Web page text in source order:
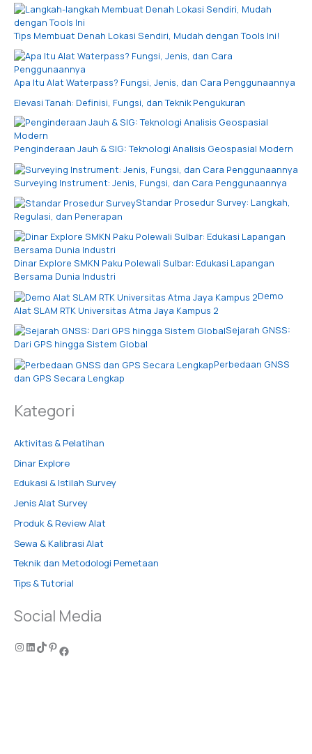
Tips Membuat Denah Lokasi Sendiri, Mudah dengan Tools Ini!
Apa Itu Alat Waterpass? Fungsi, Jenis, dan Cara Penggunaannya
Elevasi Tanah: Definisi, Fungsi, dan Teknik Pengukuran
Penginderaan Jauh & SIG: Teknologi Analisis Geospasial Modern
Surveying Instrument: Jenis, Fungsi, dan Cara Penggunaannya
Standar Prosedur Survey: Langkah,
Regulasi, dan Penerapan
Dinar Explore SMKN Paku Polewali Sulbar: Edukasi Lapangan
Bersama Dunia Industri
Demo
Alat SLAM RTK Universitas Atma Jaya Kampus 2
Sejarah GNSS:
Dari GPS hingga Sistem Global
Perbedaan GNSS
dan GPS Secara Lengkap
Kategori
Aktivitas & Pelatihan
Dinar Explore
Edukasi & Istilah Survey
Jenis Alat Survey
Produk & Review Alat
Sewa & Kalibrasi Alat
Teknik dan Metodologi Pemetaan
Tips & Tutorial
Social Media